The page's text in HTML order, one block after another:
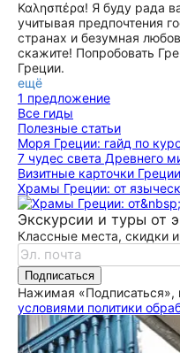
Καλησπέρα! Я буду рада
учитывая предпочтения
странах и безумная
скажите! Попробовать
Греции.
ещё
1 предложение
Все гиды
Полезные статьи
Моря Греции: гайд по
7 чудес света Древнего
Визитные карточки Греции
Храмы Греции: от
Экскурсии и туры от
Классные места, скидки
Подписаться
Нажимая «Подписаться»,
условиями политики